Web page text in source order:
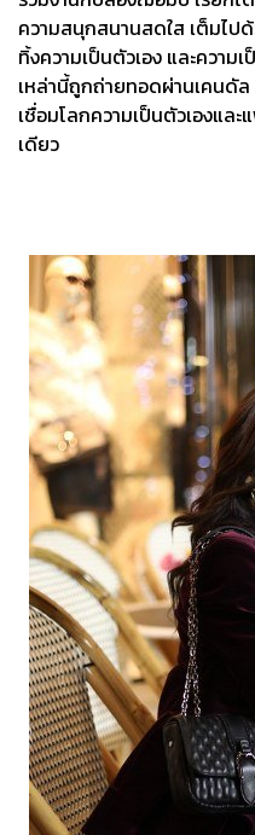
ความสนุกสนานสดใส เต็มไป
ทิ้งความเป็นตัวเอง และความ
เหล่านี้ถูกถ่ายทอดผ่านเคนดัล
เชื่อมโลกความเป็นตัวเองแล
เดียว